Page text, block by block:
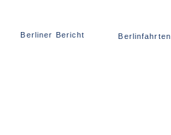
Berliner Bericht Berlinfahrten